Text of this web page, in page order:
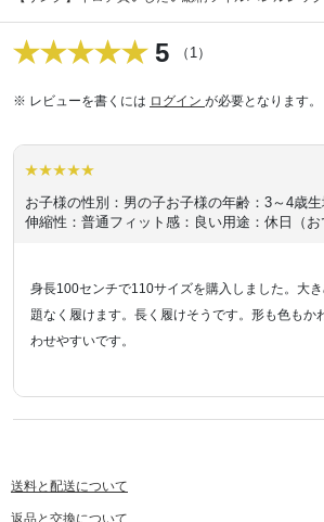
5 （1）
※ レビューを書くには ログイン が必要となります。
お子様の性別：男の子お子様の年齢：3～4歳
伸縮性：普通フィット感：良い用途：休日（お
身長100センチで110サイズを購入しました。大
題なく履けます。長く履けそうです。形も色もか
わせやすいです。
送料と配送について
返品と交換について